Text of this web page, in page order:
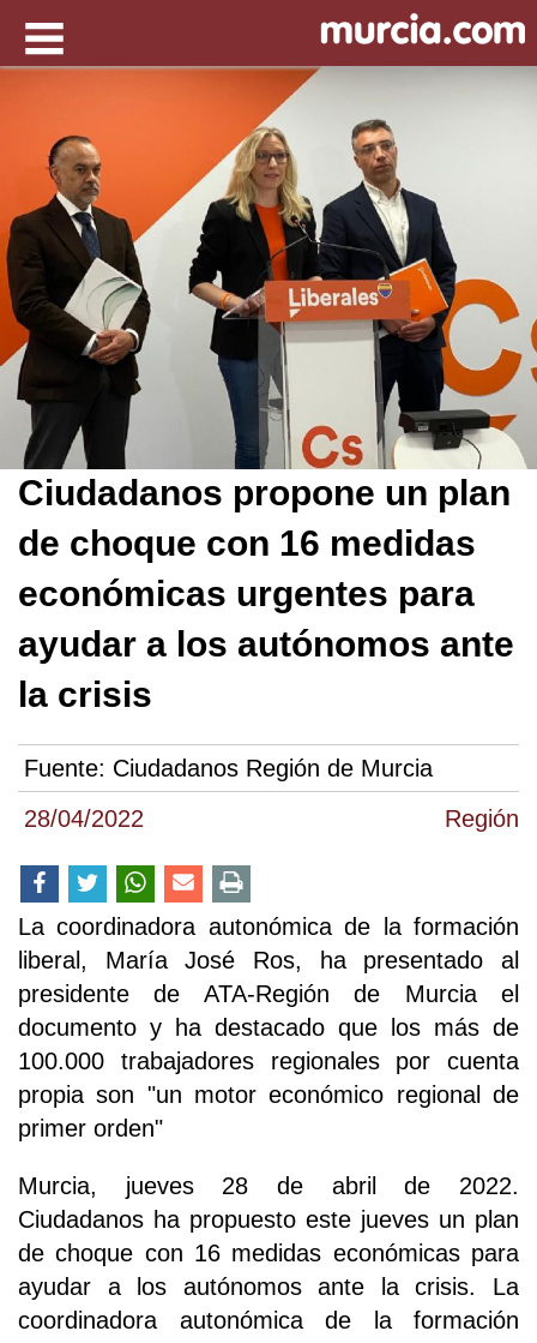
28/04/2022 Región
Ciudadanos propone un plan
de choque con 16 medidas
económicas urgentes para
ayudar a los autónomos ante
la crisis
Fuente: Ciudadanos Región de Murcia
La coordinadora autonómica de la formación
liberal, María José Ros, ha presentado al
presidente de ATA-Región de Murcia el
documento y ha destacado que los más de
100.000 trabajadores regionales por cuenta
propia son "un motor económico regional de
primer orden"
Murcia, jueves 28 de abril de 2022.
Ciudadanos ha propuesto este jueves un plan
de choque con 16 medidas económicas para
ayudar a los autónomos ante la crisis. La
coordinadora autonómica de la formación